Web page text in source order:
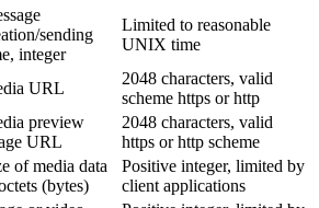
sending
integer
Limited to reasonable
UNIX time
URL
2048 characters, valid
scheme https or http
preview
URL
2048 characters, valid
https or http scheme
of media data
(bytes)
Positive integer, limited by
client applications